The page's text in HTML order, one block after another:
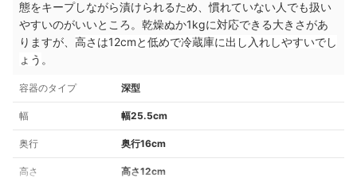
態をキープしながら漬けられるため、慣れていない人でも扱い
やすいのがいいところ。乾燥ぬか1kgに対応できる大きさがあ
りますが、 高さは12cmと低めで冷蔵庫に出し入れしやすいでし
ょう 。
容器のタイプ 深型
幅 幅25.5cm
奥行 奥行16cm
高さ 高さ12cm